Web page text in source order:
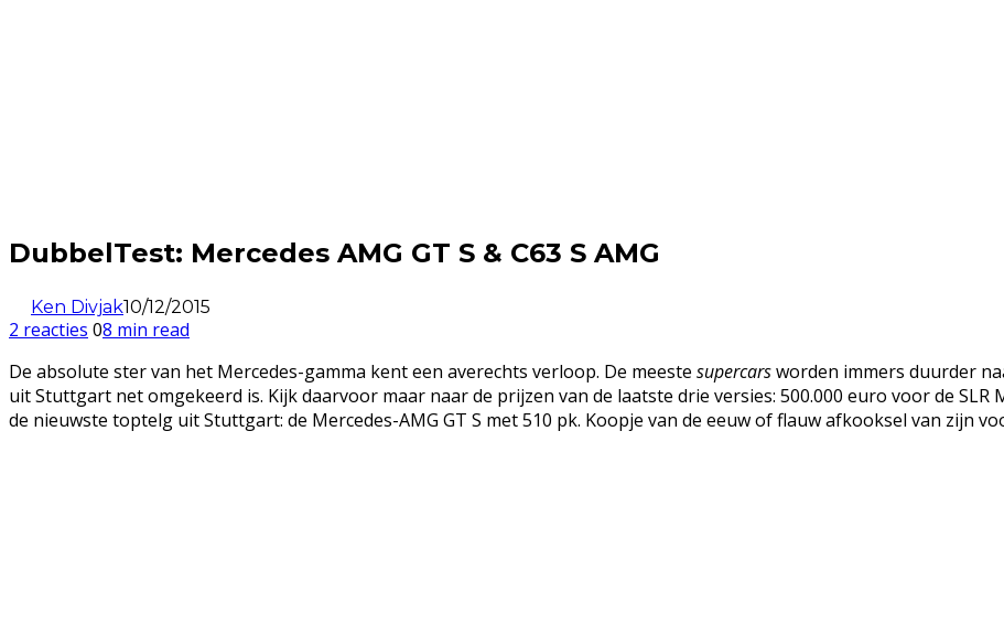
DubbelTest: Mercedes AMG GT S & C63 S AMG
Ken Divjak10/12/2015
2 reacties 08 min read
De absolute ster van het Mercedes-gamma kent een averechts verloop. De meeste supercarsworden immers duurder
uit Stuttgart net omgekeerd is. Kijk daarvoor maar naar de prijzen van de laatste drie versies: 500.000 euro voor de SLR
de nieuwste toptelg uit Stuttgart: de Mercedes-AMG GT S met 510 pk. Koopje van de eeuw of flauw afkooksel van zijn